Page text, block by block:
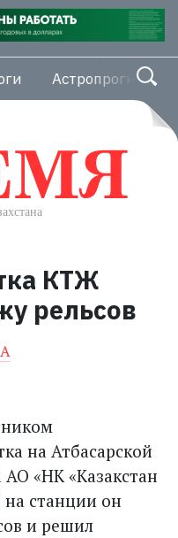
Астропрогноз
КТЖ
рельсов
на Атбасарской
«НК «Казакстан
станции он
и решил